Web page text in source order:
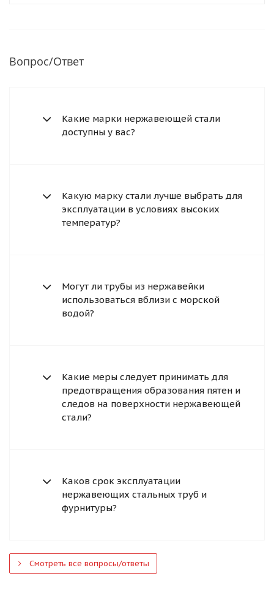
Вопрос/Ответ
Какие марки нержавеющей стали
доступны у вас?
Какую марку стали лучше выбрать для
эксплуатации в условиях высоких
температур?
Могут ли трубы из нержавейки
использоваться вблизи с морской
водой?
Какие меры следует принимать для
предотвращения образования пятен и
следов на поверхности нержавеющей
стали?
Каков срок эксплуатации
нержавеющих стальных труб и
фурнитуры?
Смотреть все вопросы/ответы